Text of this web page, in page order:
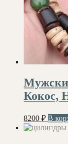
Кокос,
8200 ₽ В